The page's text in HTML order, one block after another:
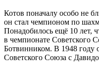
Котов поначалу особо не
он стал чемпионом по
Понадобилось ещё 10 лет,
в чемпионате Советского
Ботвинником. В 1948 году
Советского Союза с